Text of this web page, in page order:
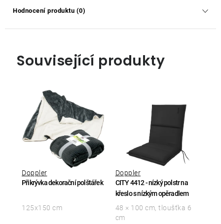
Hodnocení produktu (0)
Související produkty
Přikrývka dekorační polštářek
Doppler
125x150 cm
CITY 4412 - nízký polstr na
křeslo s nízkým opěradlem
Doppler
48 × 100 cm, tloušťka 6
cm